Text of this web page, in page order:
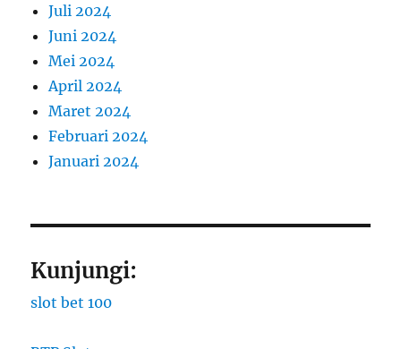
Juli 2024
Juni 2024
Mei 2024
April 2024
Maret 2024
Februari 2024
Januari 2024
Kunjungi:
slot bet 100